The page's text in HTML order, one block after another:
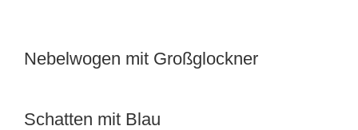
Nebelwogen mit Großglockner
Schatten mit Blau